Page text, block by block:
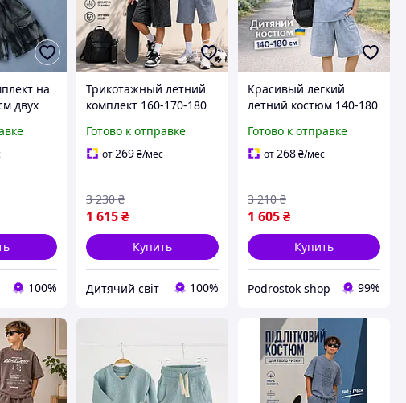
на
двух
100%
Трикотажный летний
комплект 160-170-180
спорта мальчику
подростку,
Готово к отправке
от 269 ₴/мес
1 615 ₴
3 230 ₴
Купить
Дитячий світ 100%
Красивый легкий
летний костюм 140-180
юниор, вареные
спортивные комплекты
Готово к отправке
от 268₴/мес
1 605₴
3 210 ₴
Купить
Podrostok shop 99%